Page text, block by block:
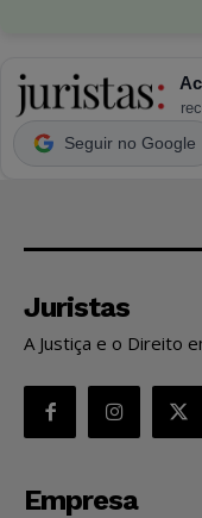
Seguir no Google
Juristas
A Justiça e o Direito
Empresa